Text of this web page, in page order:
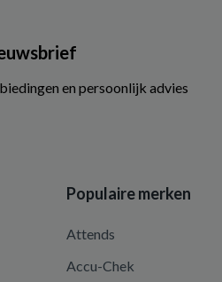
en persoonlijk advies
Populaire merken
Attends
Accu-Chek